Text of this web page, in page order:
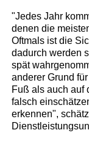
"Jedes Jahr
denen die
Oftmals ist die
dadurch werden
spät
anderer Grund
Fuß als auch auf
falsch
erkennen",